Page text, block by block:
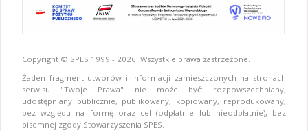
Copyright © SPES 1999 - 2026. Wszystkie prawa zastrzeżone.
Żaden fragment utworów i informacji zamieszczonych na stronach
serwisu "Twoje Prawa" nie może być: rozpowszechniany,
udostępniany publicznie, publikowany, kopiowany, reprodukowany,
bez względu na formę oraz cel (odpłatnie lub nieodpłatnie), bez
pisemnej zgody Stowarzyszenia SPES.